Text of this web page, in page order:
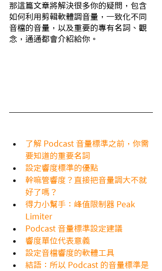
那這篇文章將解決很多你的疑問，包含
如何利用剪輯軟體調音量，一致化不同
音檔的音量，以及重要的專有名詞、觀
念，通通都會介紹給你。
了解 Podcast 音量標準之前，你需
要知道的重要名詞
設定響度標準的優點
幹嘛管響度？直接把音量調大不就
好了嗎？
得力小幫手：峰值限制器 Peak
Limiter
Podcast 音量標準設定建議
響度單位代表意義
設定音檔響度的軟體工具
結語：所以 Podcast 的音量標準是